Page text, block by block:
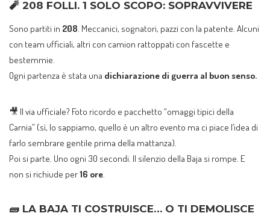
🧨 208 FOLLI. 1 SOLO SCOPO: SOPRAVVIVERE
Sono partiti in 208. Meccanici, sognatori, pazzi con la patente. Alcuni
con team ufficiali, altri con camion rattoppati con fascette e
bestemmie.
Ogni partenza è stata una dichiarazione di guerra al buon senso.
🎥 Il via ufficiale? Foto ricordo e pacchetto “omaggi tipici della
Carnia” (sì, lo sappiamo, quello è un altro evento ma ci piace l’idea di
farlo sembrare gentile prima della mattanza).
Poi si parte. Uno ogni 30 secondi. Il silenzio della Baja si rompe. E
non si richiude per16 ore.
🧱 LA BAJA TI COSTRUISCE… O TI DEMOLISCE